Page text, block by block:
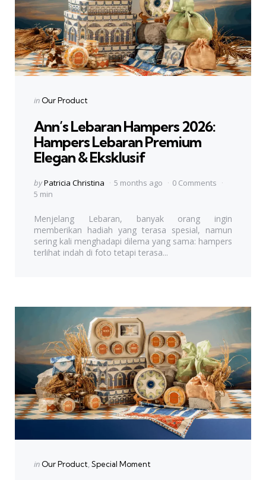
Categories
Posted
in Our Product
Ann’s Lebaran Hampers 2026:
Hampers Lebaran Premium
Elegan & Eksklusif
Posted
by
byPatricia Christina 5 months ago
0 Comments
5 min
Menjelang Lebaran, banyak orang ingin
memberikan hadiah yang terasa spesial, namun
sering kali menghadapi dilema yang sama: hampers
terlihat indah di foto tetapi terasa...
Categories
Posted
in Our Product Special Moment